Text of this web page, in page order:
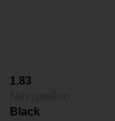
1.83
Black